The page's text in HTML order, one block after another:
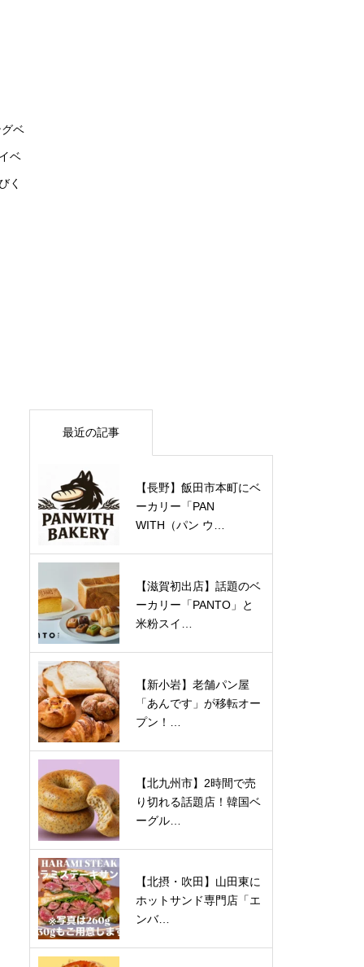
ベ
ベ
く
最近の記事
【長野】飯田市本町にベ
ーカリー「PAN
WITH（パン ウ…
【滋賀初出店】話題のベ
ーカリー「PANTO」と
米粉スイ…
【新小岩】老舗パン屋
「あんです」が移転オー
プン！…
【北九州市】2時間で売
り切れる話題店！韓国ベ
ーグル…
【北摂・吹田】山田東に
ホットサンド専門店「エ
ンバ…